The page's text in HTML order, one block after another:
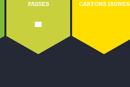
PASSES
-
CARTONS JAUNES